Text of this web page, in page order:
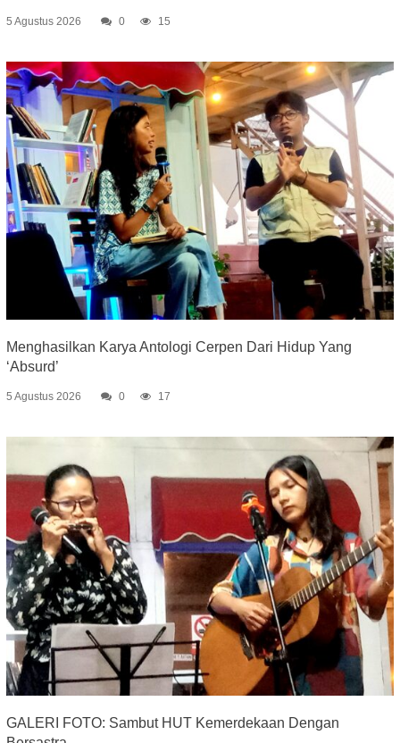
5 Agustus 2026 0 15
Menghasilkan Karya Antologi Cerpen Dari Hidup Yang
‘Absurd’
5 Agustus 2026 0 17
GALERI FOTO: Sambut HUT Kemerdekaan Dengan